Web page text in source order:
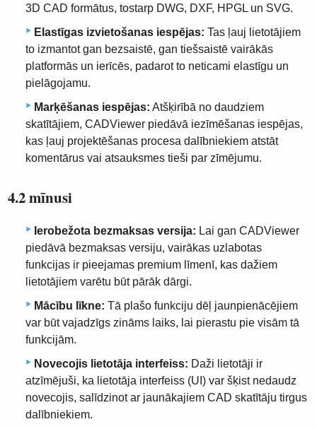
3D CAD formātus, tostarp DWG, DXF, HPGL un SVG.
Elastīgas izvietošanas iespējas: Tas ļauj lietotājiem
to izmantot gan bezsaistē, gan tiešsaistē vairākās
platformās un ierīcēs, padarot to neticami elastīgu un
pielāgojamu.
Marķēšanas iespējas: Atšķirībā no daudziem
skatītājiem, CADViewer piedāvā iezīmēšanas iespējas,
kas ļauj projektēšanas procesa dalībniekiem atstāt
komentārus vai atsauksmes tieši par zīmējumu.
4.2 mīnusi
Ierobežota bezmaksas versija: Lai gan CADViewer
piedāvā bezmaksas versiju, vairākas uzlabotas
funkcijas ir pieejamas premium līmenī, kas dažiem
lietotājiem varētu būt pārāk dārgi.
Mācību līkne: Tā plašo funkciju dēļ jaunpienācējiem
var būt vajadzīgs zināms laiks, lai pierastu pie visām tā
funkcijām.
Novecojis lietotāja interfeiss: Daži lietotāji ir
atzīmējuši, ka lietotāja interfeiss (UI) var šķist nedaudz
novecojis, salīdzinot ar jaunākajiem CAD skatītāju tirgus
dalībniekiem.